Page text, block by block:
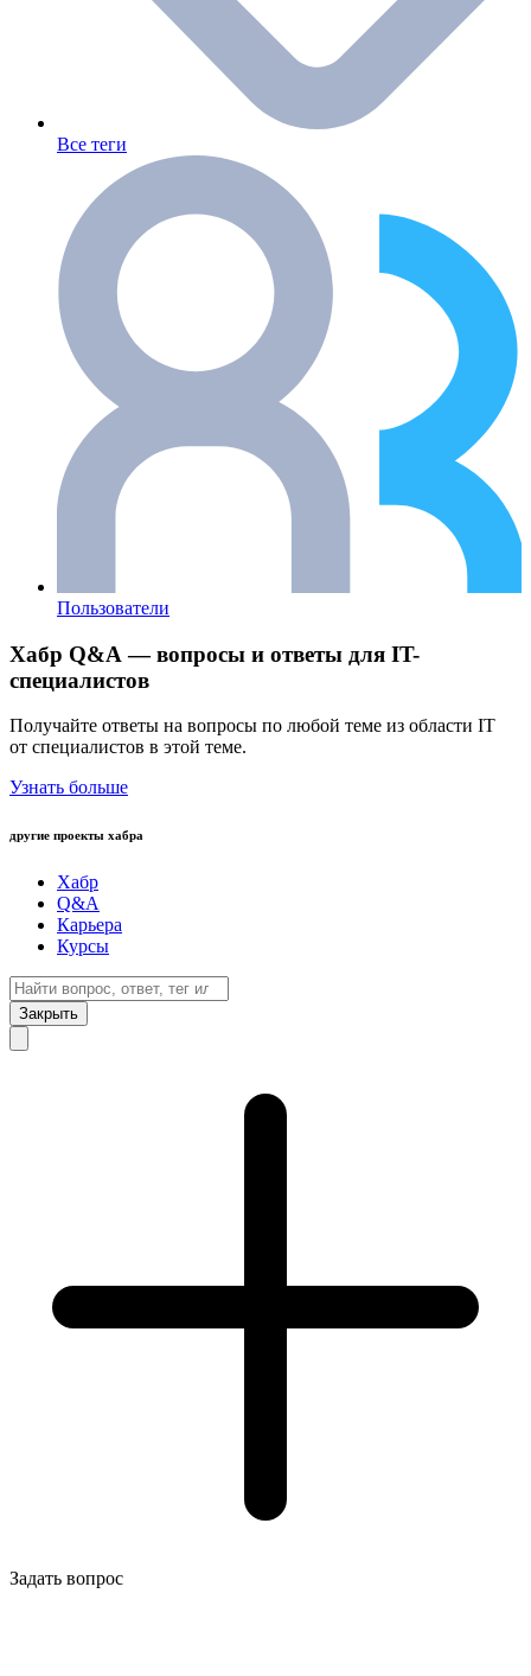
Все теги
Пользователи
Хабр Q&A — вопросы и ответы для IT-
специалистов
Получайте ответы на вопросы по любой теме из области IT
от специалистов в этой теме.
Узнать больше
другие проекты хабра
Хабр
Q&A
Карьера
Курсы
Закрыть
Задать вопрос